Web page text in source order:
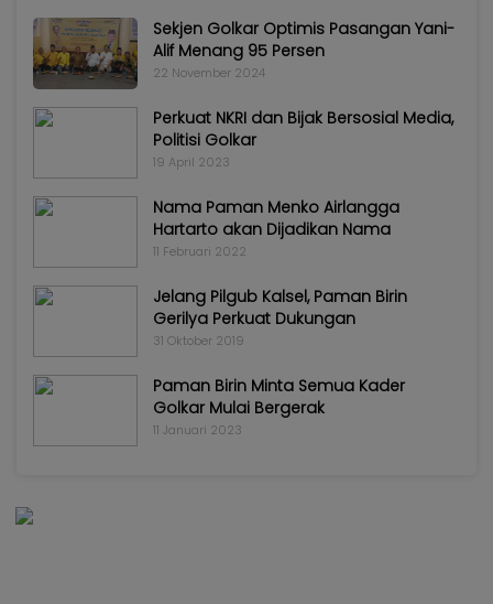
Sekjen Golkar Optimis Pasangan Yani-
Alif Menang 95 Persen
22 November 2024
Perkuat NKRI dan Bijak Bersosial Media,
Politisi Golkar
19 April 2023
Nama Paman Menko Airlangga
Hartarto akan Dijadikan Nama
11 Februari 2022
Jelang Pilgub Kalsel, Paman Birin
Gerilya Perkuat Dukungan
31 Oktober 2019
Paman Birin Minta Semua Kader
Golkar Mulai Bergerak
11 Januari 2023